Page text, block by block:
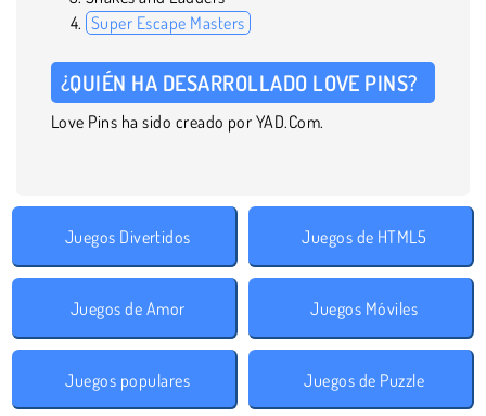
Super Escape Masters
¿QUIÉN HA DESARROLLADO LOVE PINS?
Love Pins ha sido creado por YAD.Com.
Juegos Divertidos Juegos de HTML5
Juegos de Amor Juegos Móviles
Juegos populares Juegos de Puzzle